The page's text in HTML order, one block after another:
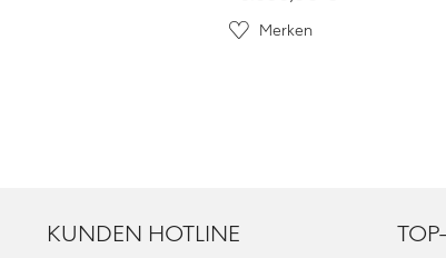
Merken
KUNDEN HOTLINE